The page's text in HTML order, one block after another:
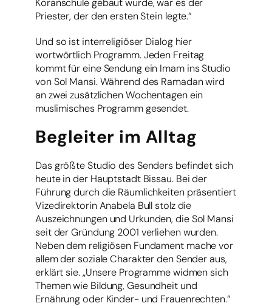
Koranschule gebaut wurde, war es der
Priester, der den ersten Stein legte.“
Und so ist interreligiöser Dialog hier
wortwörtlich Programm. Jeden Freitag
kommt für eine Sendung ein Imam ins Studio
von Sol Mansi. Während des Ramadan wird
an zwei zusätzlichen Wochentagen ein
muslimisches Programm gesendet.
Begleiter im Alltag
Das größte Studio des Senders befindet sich
heute in der Hauptstadt Bissau. Bei der
Führung durch die Räumlichkeiten präsentiert
Vizedirektorin Anabela Bull stolz die
Auszeichnungen und Urkunden, die Sol Mansi
seit der Gründung 2001 verliehen wurden.
Neben dem religiösen Fundament mache vor
allem der soziale Charakter den Sender aus,
erklärt sie. „Unsere Programme widmen sich
Themen wie Bildung, Gesundheit und
Ernährung oder Kinder- und Frauenrechten.“